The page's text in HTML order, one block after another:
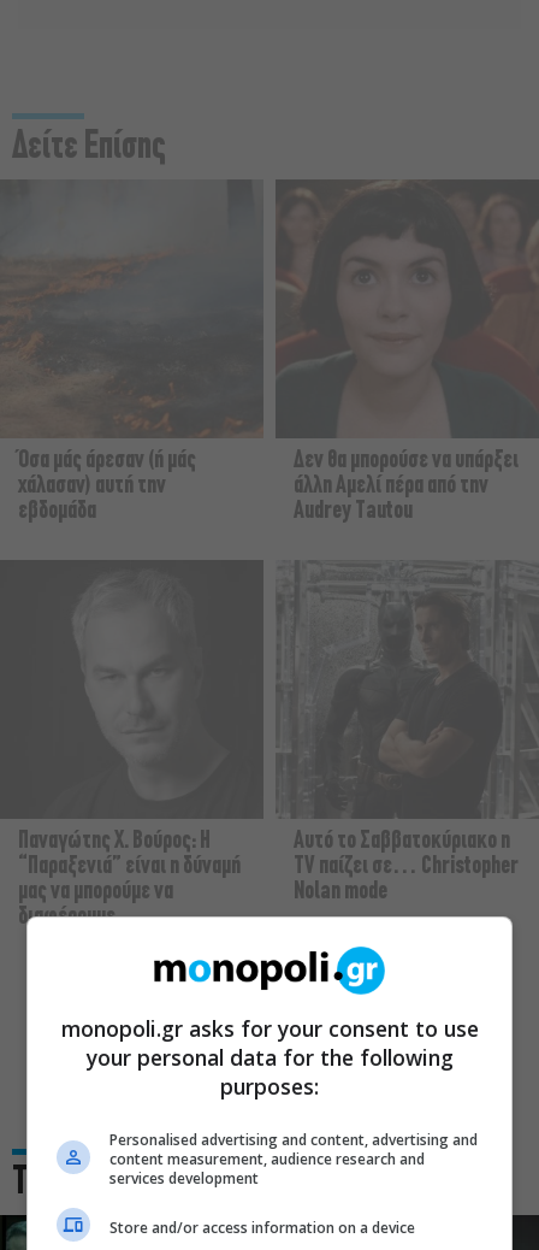
Δείτε Επίσης
Όσα μάς άρεσαν (ή μάς
χάλασαν) αυτή την
εβδομάδα
Δεν θα μπορούσε να υπάρξει
άλλη Αμελί πέρα από την
Audrey Tautou
Παναγώτης Χ. Βούρος: Η
“Παραξενιά” είναι η δύναμή
μας να μπορούμε να
διαφέρουμε
Αυτό το Σαββατοκύριακο η
TV παίζει σε… Christopher
Nolan mode
Οι «Τρωάδες» στην Επίδαυρο
αλλάζουν την αντίληψη για τον
Τα πιο Δημοφιλή
monopoli.gr asks for your consent to use
your personal data for the following
purposes:
Personalised advertising and content, advertising and
content measurement, audience research and
services development
Store and/or access information on a device